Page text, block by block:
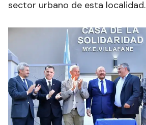
sector urbano de esta localidad.